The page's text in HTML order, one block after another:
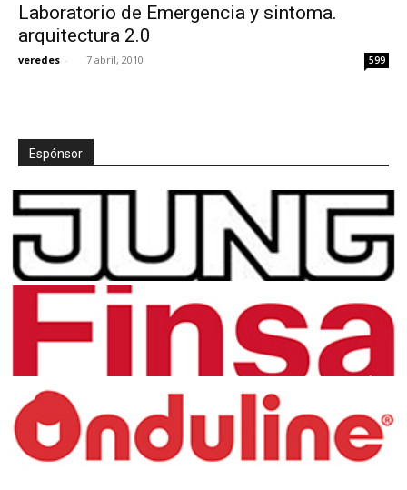
Laboratorio de Emergencia y sintoma.
arquitectura 2.0
veredes - 7 abril, 2010 599
Espónsor